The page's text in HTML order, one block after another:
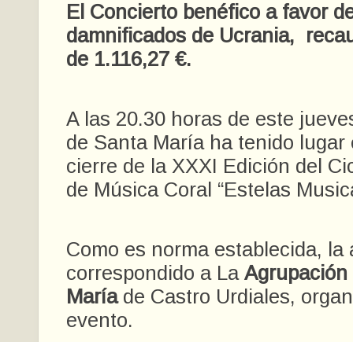
El Concierto benéfico a favor
damnificados de Ucrania,
de 1.116,27 €.
A las 20.30 horas de este
de Santa María ha tenido lugar
cierre de la XXXI Edición del
de Música Coral “Estelas
Como es norma establecida, la
correspondido a La
Maríade Castro Urdiales,
evento.